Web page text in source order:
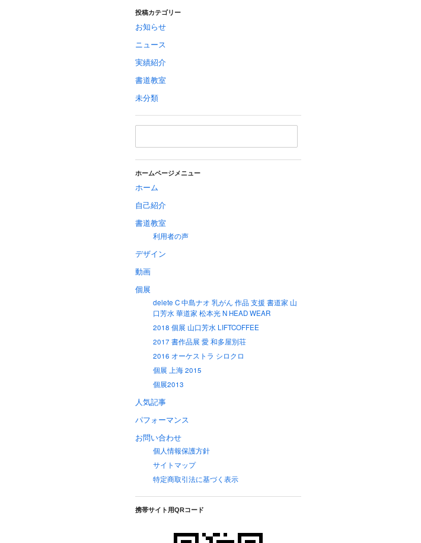
投稿カテゴリー
お知らせ
ニュース
実績紹介
書道教室
未分類
ホームページメニュー
ホーム
自己紹介
書道教室
利用者の声
デザイン
動画
個展
delete C 中島ナオ 乳がん 作品 支援 書道家 山
口芳水 華道家 松本光 N HEAD WEAR
2018 個展 山口芳水 LIFTCOFFEE
2017 書作品展 愛 和多屋別荘
2016 オーケストラ シロクロ
個展 上海 2015
個展2013
人気記事
パフォーマンス
お問い合わせ
個人情報保護方針
サイトマップ
特定商取引法に基づく表示
携帯サイト用QRコード